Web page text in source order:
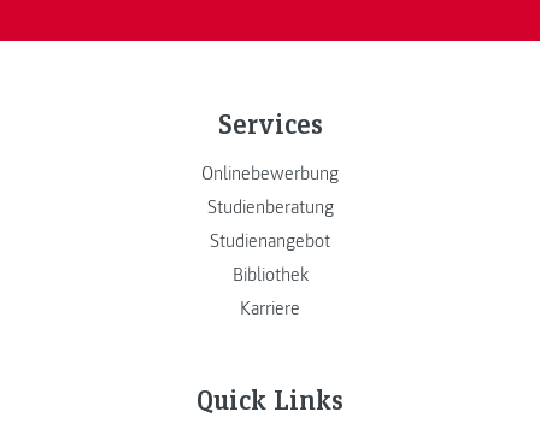
Services
Onlinebewerbung
Studienberatung
Studienangebot
Bibliothek
Karriere
Quick Links